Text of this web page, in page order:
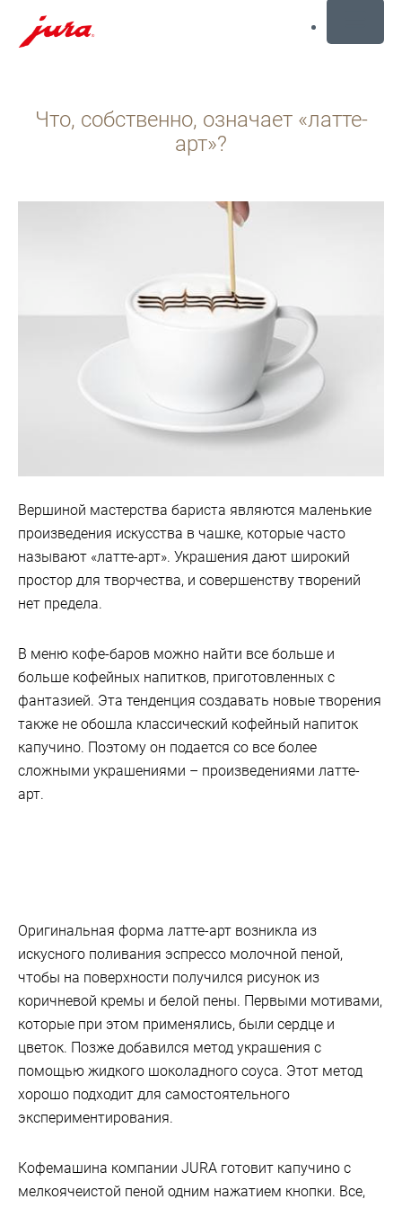
содержанию
Что, собственно, означает «латте-
арт»?
Вершиной мастерства бариста являются маленькие
произведения искусства в чашке, которые часто
называют «латте-арт». Украшения дают широкий
простор для творчества, и совершенству творений
нет предела.
В меню кофе-баров можно найти все больше и
больше кофейных напитков, приготовленных с
фантазией. Эта тенденция создавать новые творения
также не обошла классический кофейный напиток
капучино. Поэтому он подается со все более
сложными украшениями – произведениями латте-
арт.
Оригинальная форма латте-арт возникла из
искусного поливания эспрессо молочной пеной,
чтобы на поверхности получился рисунок из
коричневой кремы и белой пены. Первыми мотивами,
которые при этом применялись, были сердце и
цветок. Позже добавился метод украшения с
помощью жидкого шоколадного соуса. Этот метод
хорошо подходит для самостоятельного
экспериментирования.
Кофемашина компании JURA готовит капучино с
мелкоячеистой пеной одним нажатием кнопки. Все,